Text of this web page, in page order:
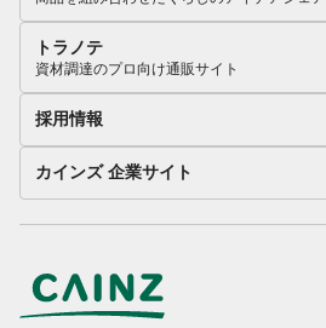
トラノテ
資材調達のプロ向け通販サイト
採用情報
カインズ 企業サイト